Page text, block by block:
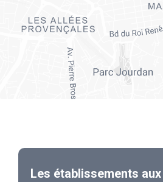
Les établissements